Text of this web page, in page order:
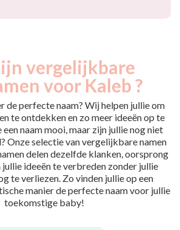
vergelijkbare
voor Kaleb ?
de perfecte naam? Wij helpen jullie om
te ontdekken en zo meer ideeën op te
naam mooi, maar zijn jullie nog niet
Onze selectie van vergelijkbare namen
delen dezelfde klanken, oorsprong
ideeën te verbreden zonder jullie
te verliezen. Zo vinden jullie op een
manier de perfecte naam voor jullie
toekomstige baby!